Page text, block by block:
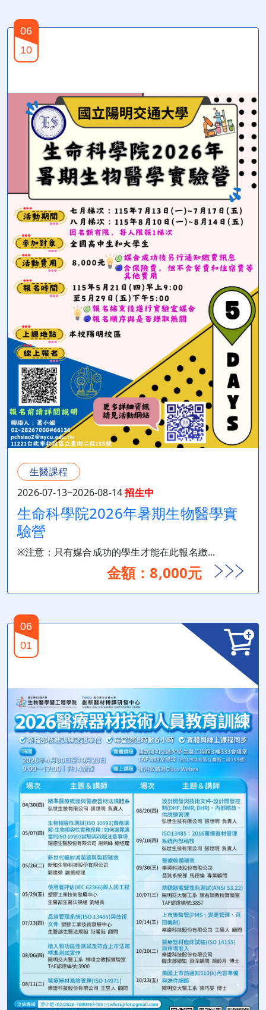
06
10
生醫課程
2026-07-13~2026-08-14招生中
生命科學院2026年暑期生物醫學實
驗營
※注意：只有媒合成功的學生才能在此報名繳...
金額：8,000元
06
01